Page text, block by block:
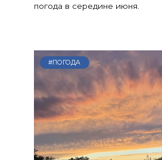
погода в середине июня.
#ПОГОДА